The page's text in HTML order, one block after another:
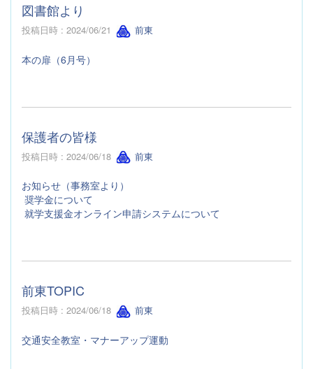
図書館より
投稿日時 : 2024/06/21 前東
本の扉（6月号）
保護者の皆様
投稿日時 : 2024/06/18 前東
お知らせ（事務室より）
奨学金について
就学支援金オンライン申請システムについて
前東TOPIC
投稿日時 : 2024/06/18 前東
交通安全教室・マナーアップ運動